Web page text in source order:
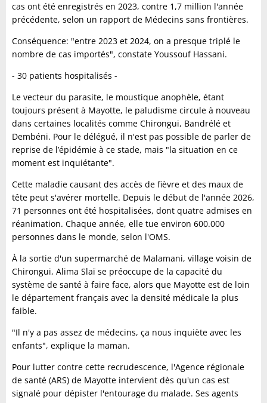
cas ont été enregistrés en 2023, contre 1,7 million l'année
précédente, selon un rapport de Médecins sans frontières.
Conséquence: "entre 2023 et 2024, on a presque triplé le
nombre de cas importés", constate Youssouf Hassani.
- 30 patients hospitalisés -
Le vecteur du parasite, le moustique anophèle, étant
toujours présent à Mayotte, le paludisme circule à nouveau
dans certaines localités comme Chirongui, Bandrélé et
Dembéni. Pour le délégué, il n'est pas possible de parler de
reprise de l’épidémie à ce stade, mais "la situation en ce
moment est inquiétante".
Cette maladie causant des accès de fièvre et des maux de
tête peut s'avérer mortelle. Depuis le début de l'année 2026,
71 personnes ont été hospitalisées, dont quatre admises en
réanimation. Chaque année, elle tue environ 600.000
personnes dans le monde, selon l'OMS.
À la sortie d'un supermarché de Malamani, village voisin de
Chirongui, Alima Slaï se préoccupe de la capacité du
système de santé à faire face, alors que Mayotte est de loin
le département français avec la densité médicale la plus
faible.
"Il n'y a pas assez de médecins, ça nous inquiète avec les
enfants", explique la maman.
Pour lutter contre cette recrudescence, l'Agence régionale
de santé (ARS) de Mayotte intervient dès qu'un cas est
signalé pour dépister l'entourage du malade. Ses agents